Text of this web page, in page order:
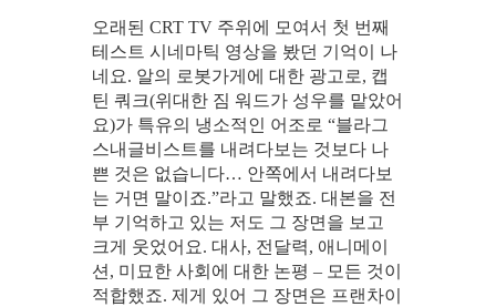
오래된 CRT TV 주위에 모여서 첫 번째
테스트 시네마틱 영상을 봤던 기억이 나
네요. 알의 로봇가게에 대한 광고로, 캡
틴 쿼크(위대한 짐 워드가 성우를 맡았어
요)가 특유의 냉소적인 어조로 “블라그
스내글비스트를 내려다보는 것보다 나
쁜 것은 없습니다… 안쪽에서 내려다보
는 거면 말이죠.”라고 말했죠. 대본을 전
부 기억하고 있는 저도 그 장면을 보고
크게 웃었어요. 대사, 전달력, 애니메이
션, 미묘한 사회에 대한 논평 – 모든 것이
적합했죠. 제게 있어 그 장면은 프랜차이